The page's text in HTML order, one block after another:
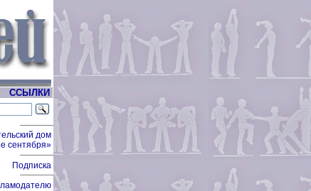
ССЫЛКИ
дом
сентября»
Подписка